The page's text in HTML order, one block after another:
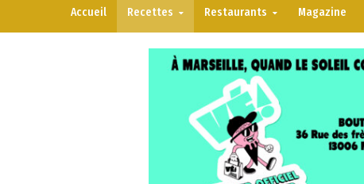
Accueil Recettes Restaurants Magazine